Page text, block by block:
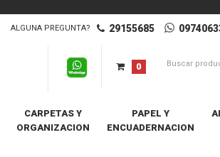
ALGUNA PREGUNTA? 29155685
0
CARPETAS Y
ORGANIZACION
PAPEL Y
ENCUADERNACION